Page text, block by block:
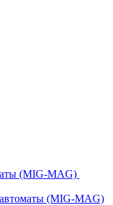
(MIG-MAG)
(MIG-MAG)